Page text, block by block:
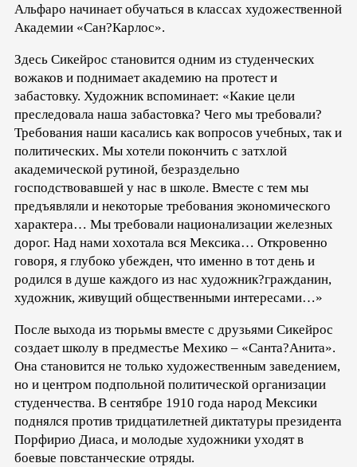
Альфаро начинает обучаться в классах художественной
Академии «Сан?Карлос».
Здесь Сикейрос становится одним из студенческих
вожаков и поднимает академию на протест и
забастовку. Художник вспоминает: «Какие цели
преследовала наша забастовка? Чего мы требовали?
Требования наши касались как вопросов учебных, так и
политических. Мы хотели покончить с затхлой
академической рутиной, безраздельно
господствовавшей у нас в школе. Вместе с тем мы
предъявляли и некоторые требования экономического
характера… Мы требовали национализации железных
дорог. Над нами хохотала вся Мексика… Откровенно
говоря, я глубоко убежден, что именно в тот день и
родился в душе каждого из нас художник?гражданин,
художник, живущий общественными интересами…»
После выхода из тюрьмы вместе с друзьями Сикейрос
создает школу в предместье Мехико – «Санта?Анита».
Она становится не только художественным заведением,
но и центром подпольной политической организации
студенчества. В сентябре 1910 года народ Мексики
поднялся против тридцатилетней диктатуры президента
Порфирио Диаса, и молодые художники уходят в
боевые повстанческие отряды.